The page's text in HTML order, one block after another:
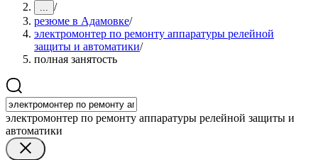
... /
резюме в Адамовке/
электромонтер по ремонту аппаратуры релейной
защиты и автоматики/
полная занятость
электромонтер по ремонту аппаратуры релейной защиты и
автоматики